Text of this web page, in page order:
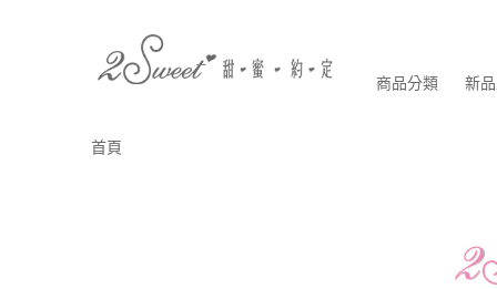
商品分類 新
首頁